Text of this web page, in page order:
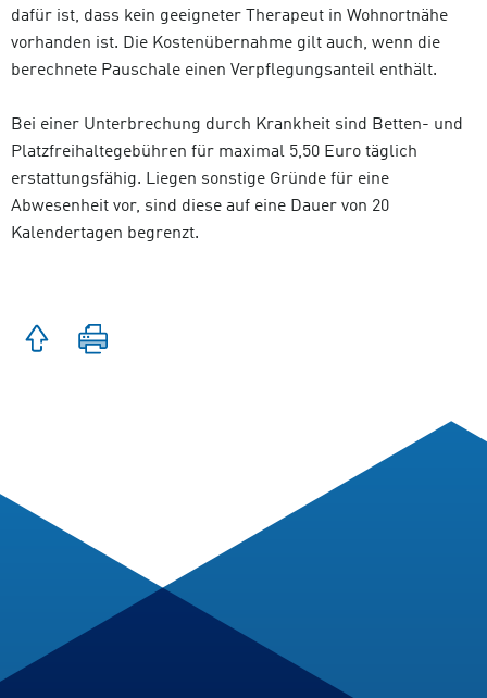
dafür ist, dass kein geeigneter Therapeut in Wohnortnähe
vorhanden ist. Die Kostenübernahme gilt auch, wenn die
berechnete Pauschale einen Verpflegungsanteil enthält.
Bei einer Unterbrechung durch Krankheit sind Betten- und
Platzfreihaltegebühren für maximal 5,50 Euro täglich
erstattungsfähig. Liegen sonstige Gründe für eine
Abwesenheit vor, sind diese auf eine Dauer von 20
Kalendertagen begrenzt.
Zum
Seitenanfang
springen